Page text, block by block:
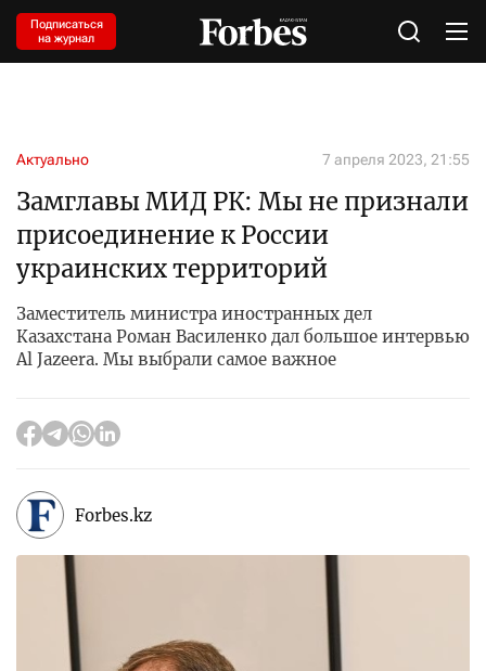
Подписаться
на журнал
Актуально 7 апреля 2023, 21:55
Замглавы МИД РК: Мы не признали
присоединение к России
украинских территорий
Заместитель министра иностранных дел
Казахстана Роман Василенко дал большое интервью
Al Jazeera. Мы выбрали самое важное
Forbes.kz